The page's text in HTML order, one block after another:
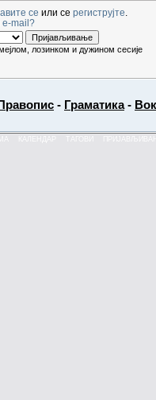
се или се региструјте
e-mail?
лозинком и дужином сесије
Правопис - Граматика-
КАЛЕНДАР